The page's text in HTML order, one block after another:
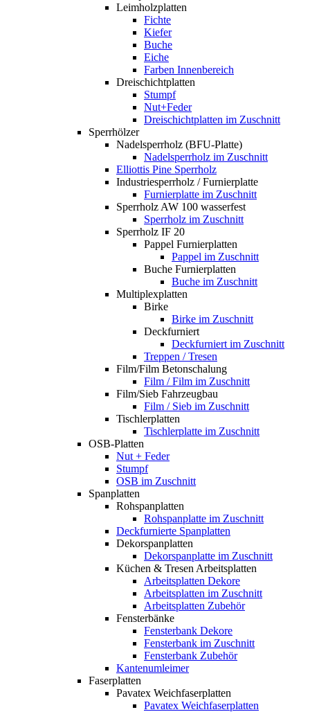
Leimholzplatten
Fichte
Kiefer
Buche
Eiche
Farben Innenbereich
Dreischichtplatten
Stumpf
Nut+Feder
Dreischichtplatten im Zuschnitt
Sperrhölzer
Nadelsperrholz (BFU-Platte)
Nadelsperrholz im Zuschnitt
Elliottis Pine Sperrholz
Industriesperrholz / Furnierplatte
Furnierplatte im Zuschnitt
Sperrholz AW 100 wasserfest
Sperrholz im Zuschnitt
Sperrholz IF 20
Pappel Furnierplatten
Pappel im Zuschnitt
Buche Furnierplatten
Buche im Zuschnitt
Multiplexplatten
Birke
Birke im Zuschnitt
Deckfurniert
Deckfurniert im Zuschnitt
Treppen / Tresen
Film/Film Betonschalung
Film / Film im Zuschnitt
Film/Sieb Fahrzeugbau
Film / Sieb im Zuschnitt
Tischlerplatten
Tischlerplatte im Zuschnitt
OSB-Platten
Nut + Feder
Stumpf
OSB im Zuschnitt
Spanplatten
Rohspanplatten
Rohspanplatte im Zuschnitt
Deckfurnierte Spanplatten
Dekorspanplatten
Dekorspanplatte im Zuschnitt
Küchen & Tresen Arbeitsplatten
Arbeitsplatten Dekore
Arbeitsplatten im Zuschnitt
Arbeitsplatten Zubehör
Fensterbänke
Fensterbank Dekore
Fensterbank im Zuschnitt
Fensterbank Zubehör
Kantenumleimer
Faserplatten
Pavatex Weichfaserplatten
Pavatex Weichfaserplatten